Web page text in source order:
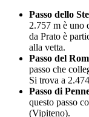
Passo dello
2.757 m è uno
da Prato è
alla vetta.
Passo del
passo che
Si trova a
Passo di
questo passo
(Vipiteno).